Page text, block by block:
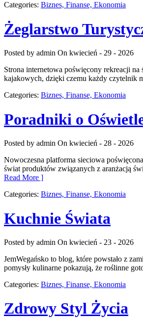
Categories: Biznes, Finanse, Ekonomia
Żeglarstwo
Posted by admin On kwiecień - 29 - 2026
Strona internetowa poświęcony rekreacji
kajakowych, dzięki czemu każdy czytelnik
Categories: Biznes, Finanse, Ekonomia
Poradniki o
Posted by admin On kwiecień - 28 - 2026
Nowoczesna platforma sieciowa
świat produktów związanych z aranżacją
Read More ]
Categories: Biznes, Finanse, Ekonomia
Kuchnie Świata
Posted by admin On kwiecień - 23 - 2026
JemWegańsko to blog, które powstało z
pomysły kulinarne pokazują, że roślinne
Categories: Biznes, Finanse, Ekonomia
Zdrowy Styl Życia